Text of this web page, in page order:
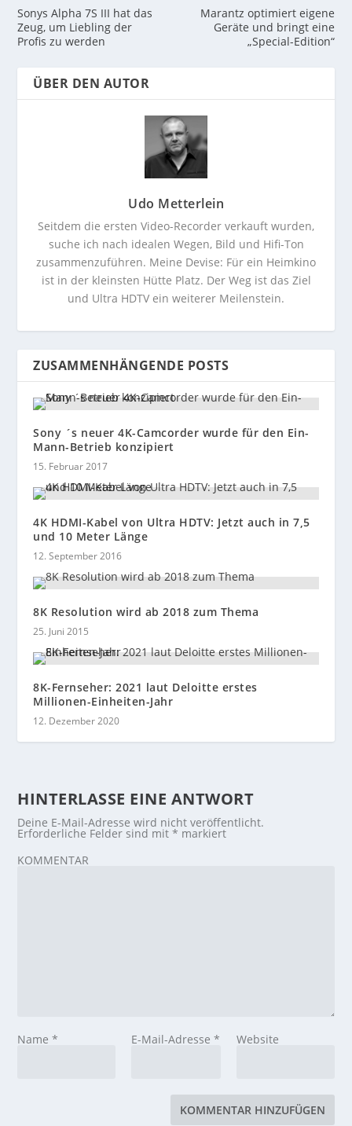
Sonys Alpha 7S III hat das
Zeug, um Liebling der
Profis zu werden
Marantz optimiert eigene
Geräte und bringt eine
„Special-Edition“
ÜBER DEN AUTOR
Udo Metterlein
Seitdem die ersten Video-Recorder verkauft wurden,
suche ich nach idealen Wegen, Bild und Hifi-Ton
zusammenzuführen. Meine Devise: Für ein Heimkino
ist in der kleinsten Hütte Platz. Der Weg ist das Ziel
und Ultra HDTV ein weiterer Meilenstein.
ZUSAMMENHÄNGENDE POSTS
Sony ´s neuer 4K-Camcorder wurde für den Ein-
Mann-Betrieb konzipiert
15. Februar 2017
4K HDMI-Kabel von Ultra HDTV: Jetzt auch in 7,5
und 10 Meter Länge
12. September 2016
8K Resolution wird ab 2018 zum Thema
25. Juni 2015
8K-Fernseher: 2021 laut Deloitte erstes
Millionen-Einheiten-Jahr
12. Dezember 2020
HINTERLASSE EINE ANTWORT
Deine E-Mail-Adresse wird nicht veröffentlicht.
Erforderliche Felder sind mit* markiert
KOMMENTAR
Name* E-Mail-Adresse * Website